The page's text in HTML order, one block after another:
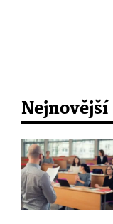
Nejnovější